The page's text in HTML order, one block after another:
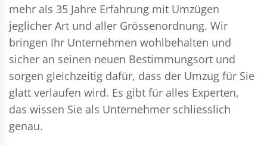
mehr als 35 Jahre Erfahrung mit Umzügen
jeglicher Art und aller Grössenordnung. Wir
bringen Ihr Unternehmen wohlbehalten und
sicher an seinen neuen Bestimmungsort und
sorgen gleichzeitig dafür, dass der Umzug für Sie
glatt verlaufen wird. Es gibt für alles Experten,
das wissen Sie als Unternehmer schliesslich
genau.